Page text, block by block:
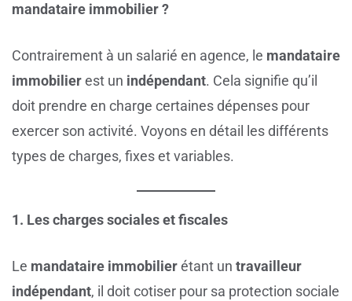
mandataire immobilier ?
Contrairement à un salarié en agence, le mandataire
immobilierest un indépendant. Cela signifie qu’il
doit prendre en charge certaines dépenses pour
exercer son activité. Voyons en détail les différents
types de charges, fixes et variables.
1. Les charges sociales et fiscales
Le mandataire immobilierétant un travailleur
indépendant, il doit cotiser pour sa protection sociale